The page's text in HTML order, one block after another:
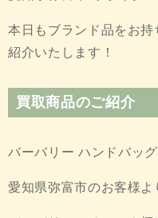
本日もブランド品をお
紹介いたします！
買取商品のご紹介
バーバリー ハンドバッグ
愛知県弥富市のお客様よ